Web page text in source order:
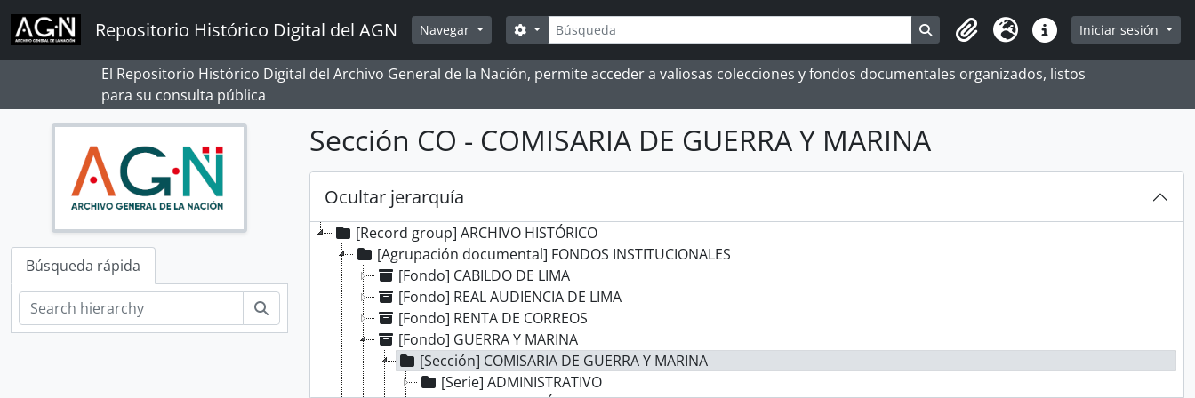
Skip to main content
Repositorio Histórico Digital del AGN Navegar Búsqueda
Search options Search in browse page
Portapapeles
Idioma Enlaces rápidos
Iniciar sesión
El Repositorio Histórico Digital del Archivo General de la Nación, permite acceder a valiosas colecciones y fondos documentales organizados, listos
para su consulta pública
Búsqueda rápida
Sección CO - COMISARIA DE GUERRA Y MARINA
Ocultar jerarquía
[Record group] ARCHIVO HISTÓRICO
[Agrupación documental] FONDOS INSTITUCIONALES
[Fondo] CABILDO DE LIMA
[Fondo] REAL AUDIENCIA DE LIMA
[Fondo] RENTA DE CORREOS
[Fondo] GUERRA Y MARINA
[Sección] COMISARIA DE GUERRA Y MARINA
[Serie] ADMINISTRATIVO